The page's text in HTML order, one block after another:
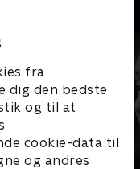
fra
dig den bedste
og til at
cookie-data til
og andres